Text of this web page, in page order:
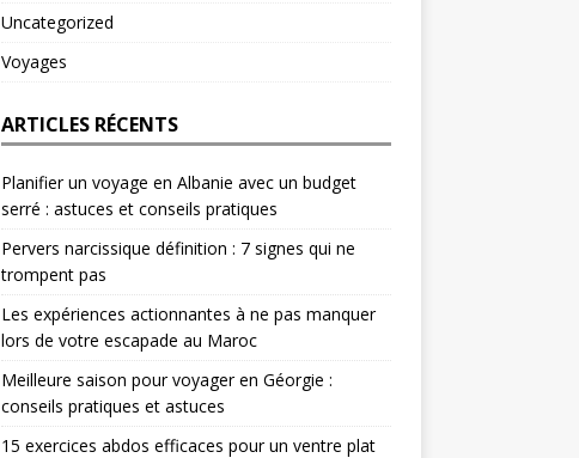
Uncategorized
Voyages
ARTICLES RÉCENTS
Planifier un voyage en Albanie avec un budget
serré : astuces et conseils pratiques
Pervers narcissique définition : 7 signes qui ne
trompent pas
Les expériences actionnantes à ne pas manquer
lors de votre escapade au Maroc
Meilleure saison pour voyager en Géorgie :
conseils pratiques et astuces
15 exercices abdos efficaces pour un ventre plat